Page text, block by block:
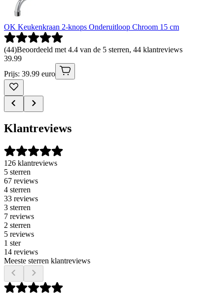
OK Keukenkraan 2-knops Onderuitloop Chroom 15 cm
(44)Beoordeeld met 4.4 van de 5 sterren, 44 klantreviews
39.99
Prijs: 39.99 euro
Klantreviews
126 klantreviews
5 sterren
67 reviews
4 sterren
33 reviews
3 sterren
7 reviews
2 sterren
5 reviews
1 ster
14 reviews
Meeste sterren klantreviews